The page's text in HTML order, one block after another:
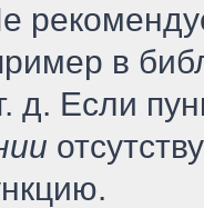
в
д. Если